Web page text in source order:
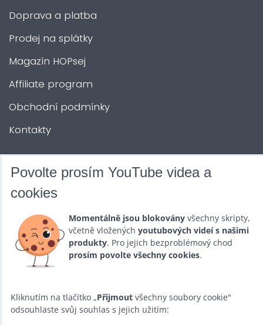
Doprava a platba
Prodej na splátky
Magazín HOPsej
Affiliate program
Obchodní podmínky
Kontakty
DALŠÍ SLUŽBY
Půjčovna
Promotéři
Kurzy a setkání
Velkoobchod
Nabídka práce
Povolte prosím YouTube videa a
cookies
Momentálně jsou blokovány všechny skripty,
včetně vložených youtubových videí s našimi
produkty. Pro jejich bezproblémový chod
prosím povolte všechny cookies.
Kliknutím na tlačítko „Přijmout všechny soubory cookie"
odsouhlaste svůj souhlas s jejich užitím: